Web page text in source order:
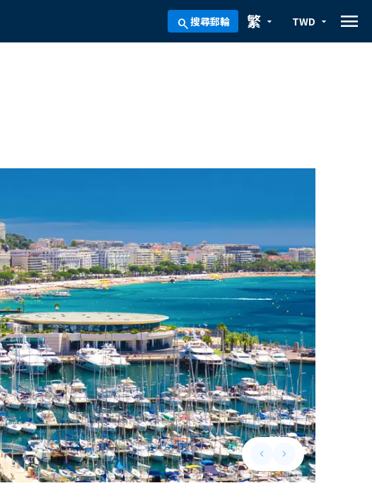
search搜尋郵輪 arrow_drop_down
繁 arrow_drop_down
TWD menu
keyboard_arrow_leftPrevious slide
keyboard_arrow_rightNext slide